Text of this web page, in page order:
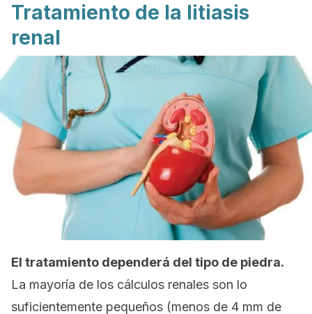
Tratamiento de la litiasis
renal
El tratamiento dependerá del tipo de piedra.
La mayoría de los cálculos renales son lo
suficientemente pequeños (menos de 4 mm de